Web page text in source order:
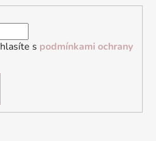
s podmínkami ochrany